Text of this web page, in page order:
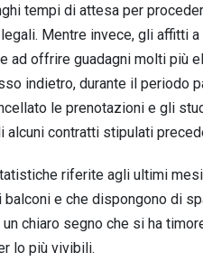
tempi di attesa per
Mentre invece, gli affitti
ad offrire guadagni molti più
indietro, durante il periodo
le prenotazioni e gli
alcuni contratti stipulati
riferite agli ultimi
balconi e che dispongono di
chiaro segno che si ha
lo più vivibili.